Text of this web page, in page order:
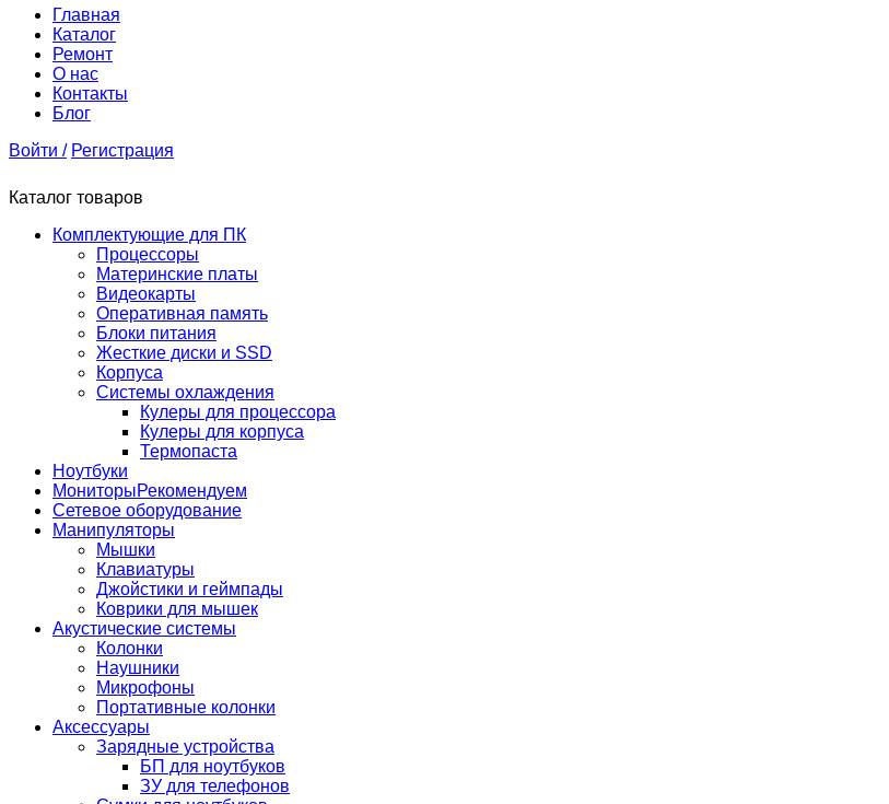
Главная
Каталог
Ремонт
О нас
Контакты
Блог
Войти / Регистрация
Каталог товаров
Комплектующие для ПК
Процессоры
Материнские платы
Видеокарты
Оперативная память
Блоки питания
Жесткие диски и SSD
Корпуса
Системы охлаждения
Кулеры для процессора
Кулеры для корпуса
Термопаста
Ноутбуки
МониторыРекомендуем
Сетевое оборудование
Манипуляторы
Мышки
Клавиатуры
Джойстики и геймпады
Коврики для мышек
Акустические системы
Колонки
Наушники
Микрофоны
Портативные колонки
Аксессуары
Зарядные устройства
БП для ноутбуков
ЗУ для телефонов